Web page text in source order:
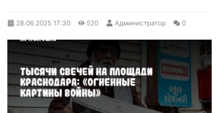
28.06.2025 17:30 520 Администратор 0